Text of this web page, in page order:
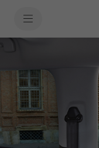
SkiptoNavigationText